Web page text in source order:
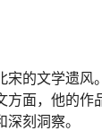
的文学遗
面，他的
刻洞察。